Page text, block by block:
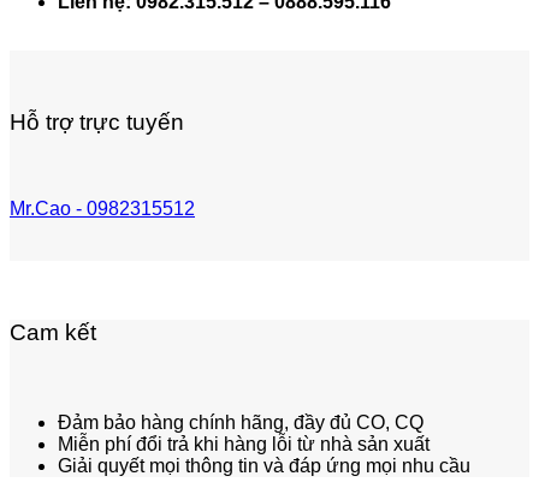
Hỗ trợ trực tuyến
Mr.Cao - 0982315512
Cam kết
Đảm bảo hàng chính hãng, đầy đủ CO, CQ
Miễn phí đổi trả khi hàng lỗi từ nhà sản xuất
Giải quyết mọi thông tin và đáp ứng mọi nhu cầu